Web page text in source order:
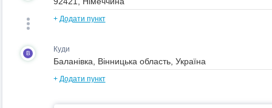
+ Додати пункт
B Куди
+ Додати пункт